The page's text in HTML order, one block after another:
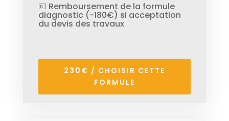
💶 Remboursement de la formule
diagnostic (-180€) si acceptation
du devis des travaux
230€ / CHOISIR CETTE
FORMULE